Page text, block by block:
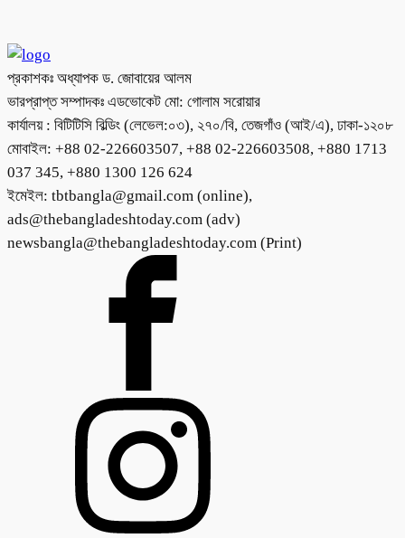
প্রকাশকঃ অধ্যাপক ড. জোবায়ের আলম
ভারপ্রাপ্ত সম্পাদকঃ এডভোকেট মো: গোলাম সরোয়ার
কার্যালয় : বিটিটিসি বিল্ডিং (লেভেল:০৩), ২৭০/বি, তেজগাঁও (আই/এ), ঢাকা-১২০৮
মোবাইল: +88 02-226603507, +88 02-226603508, +880 1713
037 345, +880 1300 126 624
ইমেইল: tbtbangla@gmail.com (online),
ads@thebangladeshtoday.com (adv)
newsbangla@thebangladeshtoday.com (Print)